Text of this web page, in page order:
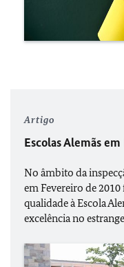
Artigo
Escolas Alemãs
No âmbito da
em Fevereiro de
qualidade à Escola
excelência no